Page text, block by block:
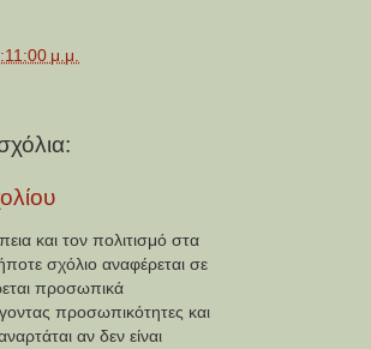
μ.μ.
και τον πολιτισμό στα
σχόλιο αναφέρεται σε
προσωπικά
προσωπικότητες και
αν δεν είναι